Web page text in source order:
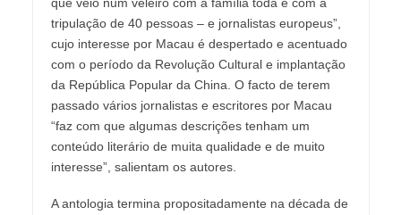
tripulação de 40 pessoas – e jornalistas europeus”,
cujo interesse por Macau é despertado e acentuado
com o período da Revolução Cultural e implantação
da República Popular da China. O facto de terem
passado vários jornalistas e escritores por Macau
“faz com que algumas descrições tenham um
conteúdo literário de muita qualidade e de muito
interesse”, salientam os autores.
A antologia termina propositadamente na década de